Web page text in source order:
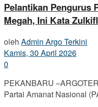
Pelantikan Pengurus
Megah, Ini Kata
oleh Admin Argo Terkini
Kamis, 30 April 2026
0
PEKANBARU
Partai Amanat Nasional